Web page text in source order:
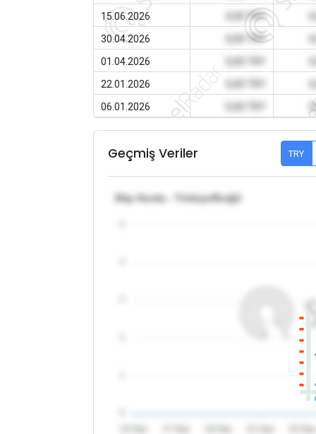
15.06.2026
0,00 TRY
30.04.2026
0,00 TRY
01.04.2026
22.01.2026
06.01.2026
Geçmiş Veriler TRY
Dkp Hurda - Türkiye/Ereğli